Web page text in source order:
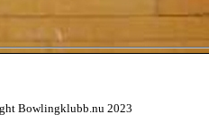
Bowlingklubb.nu 2023